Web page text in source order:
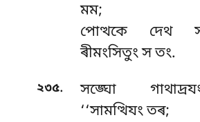
মম;
পোত্থকে দেথ
ৰীমংসিতুং স তং.
২৩৫. সঙ্ঘো
‘‘সামত্থিযং তৰ;